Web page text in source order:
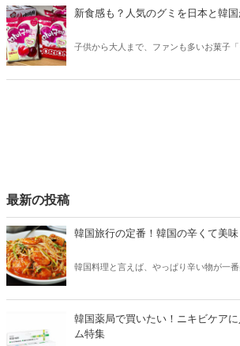
言われているスイーツもチェックしてみま
新食感も？人気のグミを日本と韓
子供から大人まで、ファンも多いお菓子「
最新の投稿
韓国旅行の定番！韓国の辛くて美
韓国料理と言えば、やっぱり辛い物が一番
方も必見です。
韓国薬局で買いたい！ニキビケア
ム特集